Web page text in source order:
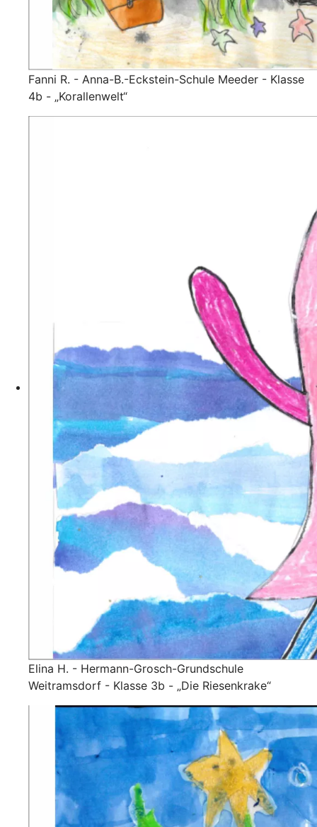
Fanni R. - Anna-B.-Eckstein-Schule Meeder - Klasse
4b - „Korallenwelt“
Elina H. - Hermann-Grosch-Grundschule
Weitramsdorf - Klasse 3b - „Die Riesenkrake“